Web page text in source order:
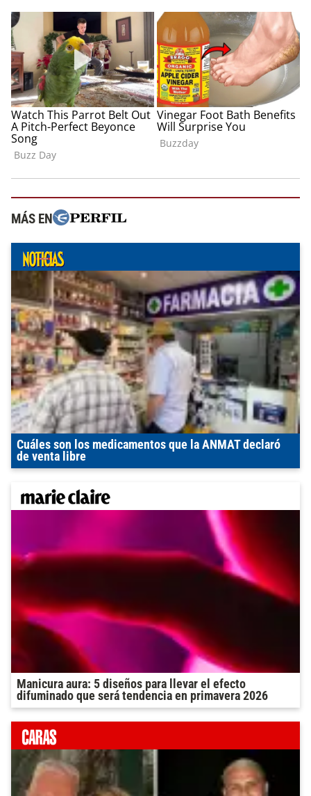
MÁS EN
Cuáles son los medicamentos que la ANMAT declaró
de venta libre
Manicura aura: 5 diseños para llevar el efecto
difuminado que será tendencia en primavera 2026